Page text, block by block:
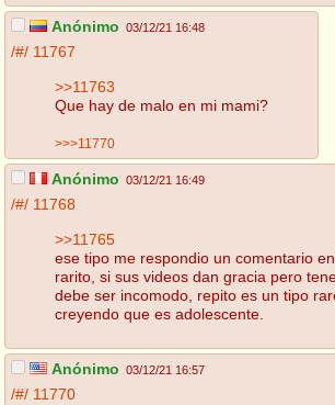
Anónimo 03/12/21 16:48
/#/ 11767
>>11763
Que hay de malo en mi mami?
>>>11770
Anónimo 03/12/21 16:49
/#/ 11768
>>11765
ese tipo me respondio un comentario
rarito, si sus videos dan gracia pero
debe ser incomodo, repito es un tipo
creyendo que es adolescente.
Anónimo 03/12/21 16:57
/#/ 11770